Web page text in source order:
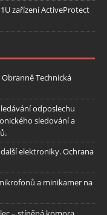
zařízení ActiveProtect
Technická
odposlechu
sledování a
elektroniky. Ochrana
a minikamer na